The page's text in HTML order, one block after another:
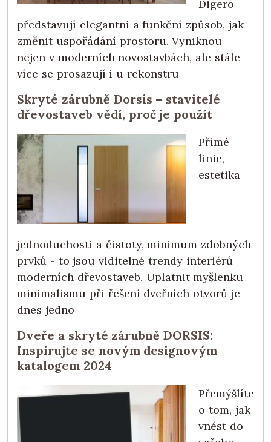
Digero
představují elegantní a funkční způsob, jak
změnit uspořádání prostoru. Vyniknou
nejen v moderních novostavbách, ale stále
více se prosazují i u rekonstru
Skryté zárubně Dorsis – stavitelé
dřevostaveb vědí, proč je použít
Přímé
linie,
estetika
jednoduchosti a čistoty, minimum zdobných
prvků - to jsou viditelné trendy interiérů
moderních dřevostaveb. Uplatnit myšlenku
minimalismu při řešení dveřních otvorů je
dnes jedno
Dveře a skryté zárubně DORSIS:
Inspirujte se novým designovým
katalogem 2024
Přemýšlíte
o tom, jak
vnést do